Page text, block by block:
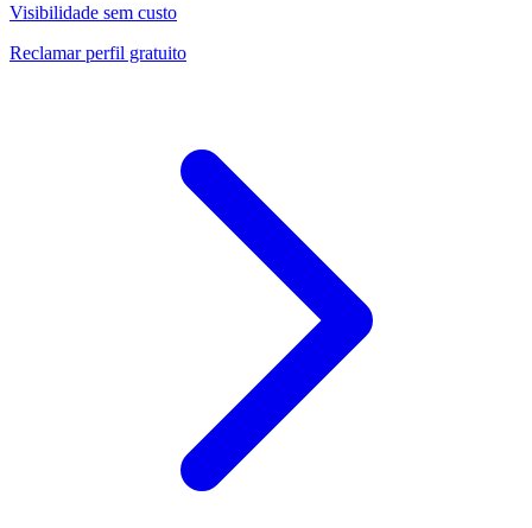
Visibilidade sem custo
Reclamar perfil gratuito